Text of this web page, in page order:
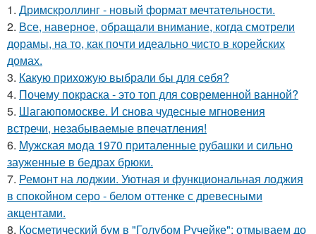
1. Дримскроллинг - новый формат мечтательности.
2. Все, наверное, обращали внимание, когда смотрели
дорамы, на то, как почти идеально чисто в корейских
домах.
3. Какую прихожую выбрали бы для себя?
4. Почему покраска - это топ для современной ванной?
5. Шагаюпомоскве. И снова чудесные мгновения
встречи, незабываемые впечатления!
6. Мужская мода 1970 приталенные рубашки и сильно
зауженные в бедрах брюки.
7. Ремонт на лоджии. Уютная и функциональная лоджия
в спокойном серо - белом оттенке с древесными
акцентами.
8. Косметический бум в "Голубом Ручейке": отмываем до